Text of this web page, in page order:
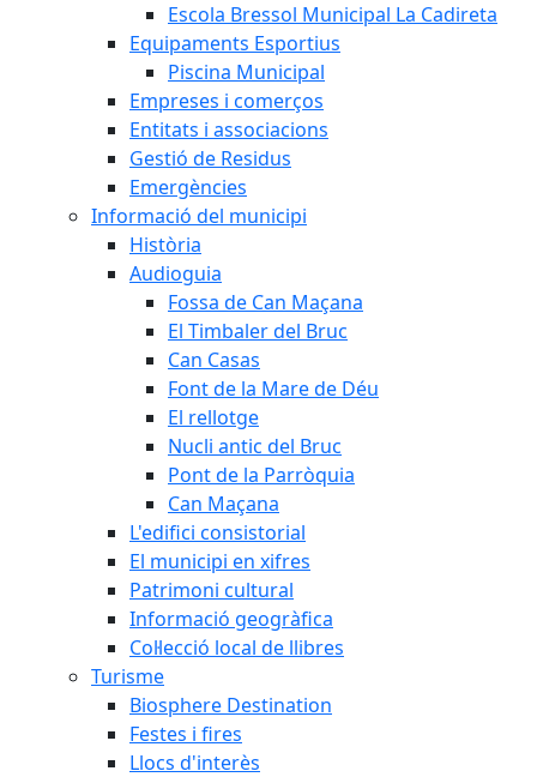
Escola Bressol Municipal La Cadireta
Equipaments Esportius
Piscina Municipal
Empreses i comerços
Entitats i associacions
Gestió de Residus
Emergències
Informació del municipi
Història
Audioguia
Fossa de Can Maçana
El Timbaler del Bruc
Can Casas
Font de la Mare de Déu
El rellotge
Nucli antic del Bruc
Pont de la Parròquia
Can Maçana
L'edifici consistorial
El municipi en xifres
Patrimoni cultural
Informació geogràfica
Col·lecció local de llibres
Turisme
Biosphere Destination
Festes i fires
Llocs d'interès